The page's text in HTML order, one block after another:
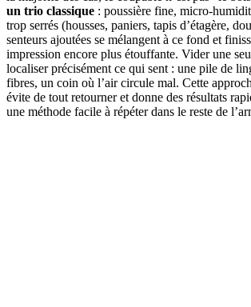
un trio classique : poussière fine, micro-
trop serrés (housses, paniers, tapis d’étagère,
senteurs ajoutées se mélangent à ce fond et
impression encore plus étouffante. Vider une
localiser précisément ce qui sent : une pile de
fibres, un coin où l’air circule mal. Cette
évite de tout retourner et donne des résultats
une méthode facile à répéter dans le reste de